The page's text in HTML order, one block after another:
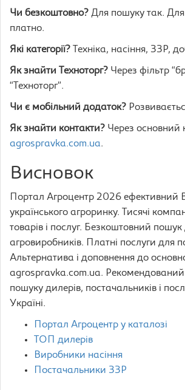
Чи безкоштовно? Для пошуку так.
платно.
Які категорії? Техніка, насіння, ЗЗР,
Як знайти Техноторг? Через фільтр
“Техноторг”.
Чи є мобільний додаток?
Як знайти контакти? Через основний
agrospravka.com.ua.
Висновок
Портал Агроцентр 2026 ефективний
українського агроринку. Тисячі
товарів і послуг. Безкоштовний пошук
агровиробників. Платні послуги для
Альтернатива і доповнення до
agrospravka.com.ua.
пошуку дилерів, постачальників і
Україні.
Портал Агроцентр у каталозі
ТОП дилерів
Виробники насіння
Постачальники ЗЗР